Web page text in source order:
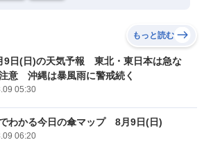
もっと読む
9日(日)の天気予報 東北・東日本は急な
意 沖縄は暴風雨に警戒続く
05:30
わかる今日の傘マップ 8月9日(日)
06:20